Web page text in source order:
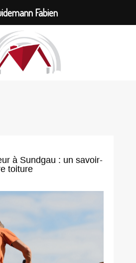
à Sundgau : un savoir-
toiture
Fabien